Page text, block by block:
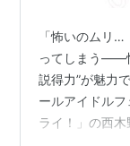
「怖いのムリ
ってしまう――
説得力”が魅力
ールアイドル
ライ！」の西